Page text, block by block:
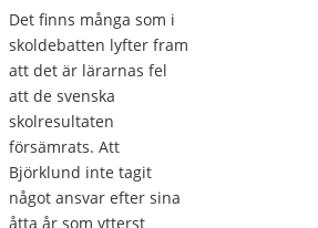
Det finns många som i
skoldebatten lyfter fram
att det är lärarnas fel
att de svenska
skolresultaten
försämrats. Att
Björklund inte tagit
något ansvar efter sina
åtta år som ytterst